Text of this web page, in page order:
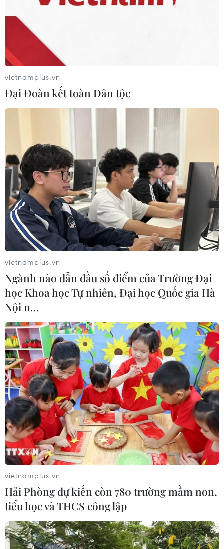
Những 'ngòi nổ' của Đội tuyển Việt Nam
tại Vòng Chung kết U23 châu Á 2024
Những cầu thủ trẻ 'giàu kinh nghiệm' như Thái Sơn,
Khuất Văn Khang, Đình Bắc hay Văn Tùng... được giới
chuyên môn đánh giá là những nhân tố có thể giúp U23
Việt Nam tạo bất ngờ ở giải đấu tại Qatar.
vietnamplus.vn
Đại Đoàn kết toàn Dân tộc
vietnamplus.vn
Ngành nào dẫn đầu số điểm của Trường Đại
học Khoa học Tự nhiên, Đại học Quốc gia Hà
Nội n…
vietnamplus.vn
Hải Phòng dự kiến còn 780 trường mầm non,
tiểu học và THCS công lập